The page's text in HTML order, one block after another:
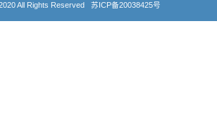
All Rights Reserved
苏ICP备20038425号